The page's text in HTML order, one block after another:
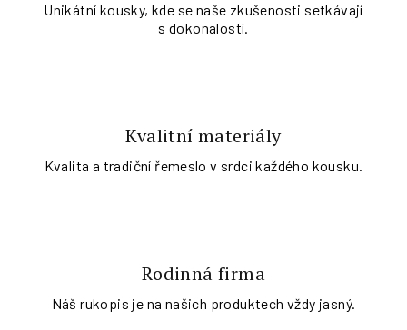
Unikátní kousky, kde se naše zkušenosti setkávají
s dokonalostí.
Kvalitní materiály
Kvalita a tradiční řemeslo v srdci každého kousku.
Rodinná firma
Náš rukopis je na našich produktech vždy jasný.